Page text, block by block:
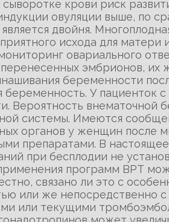
сыворотке крови риск
овуляции выше, по
двойня.
исхода для
овариального
эмбрионов,
беременности
беременность. У пациенток
Вероятность внематочной
системы. Имеются
органов у женщин после
препаратами. В
при бесплодии не
программ ВРТ
связано ли это с
или же непосредственно
или текущими